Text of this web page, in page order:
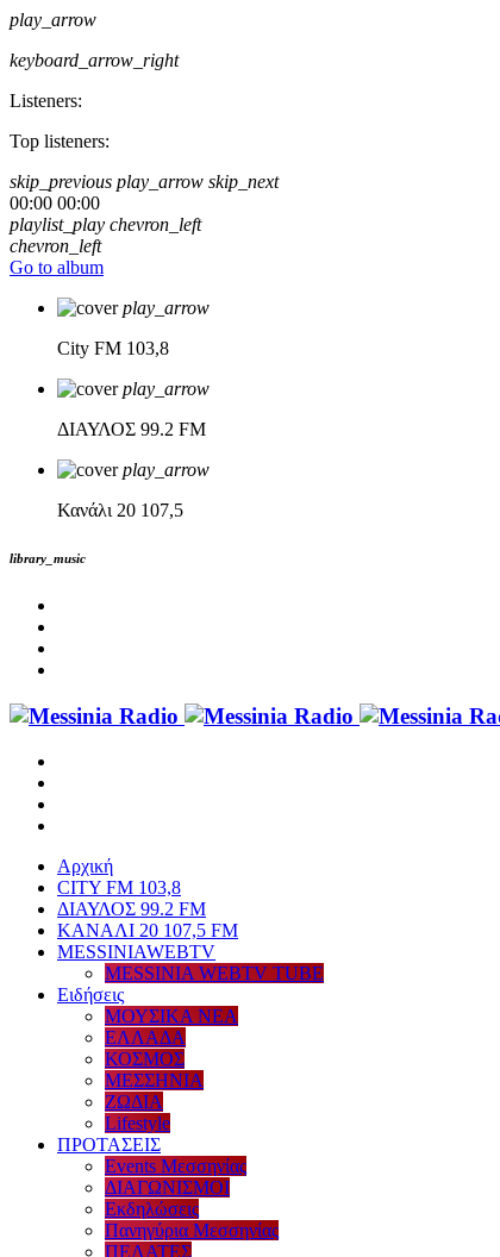
play_arrow
keyboard_arrow_right
Listeners:
Top listeners:
skip_previous play_arrow skip_next
00:00 00:00
playlist_play chevron_left
chevron_left
Go to album
play_arrow
City FM 103,8
play_arrow
ΔΙΑΥΛΟΣ 99.2 FM
play_arrow
Κανάλι 20 107,5
library_music
Αρχική
CITY FM 103,8
ΔΙΑΥΛΟΣ 99.2 FM
ΚΑΝΑΛΙ 20 107,5 FM
MESSINIAWEBTV
MESSINIA WEBTV TUBE
Eιδήσεις
ΜΟΥΣΙΚΑ ΝΕΑ
ΕΛΛΑΔΑ
ΚΟΣΜΟΣ
ΜΕΣΣΗΝΙΑ
ΖΩΔΙΑ
Lifestyle
ΠΡΟΤΑΣΕΙΣ
Events Μεσσηνίας
ΔΙΑΓΩΝΙΣΜΟΙ
Εκδηλώσεις
Πανηγύρια Μεσσηνίας
ΠΕΛΑΤΕΣ